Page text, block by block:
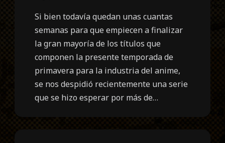
Si bien todavía quedan unas cuantas
semanas para que empiecen a finalizar
la gran mayoría de los títulos que
componen la presente temporada de
primavera para la industria del anime,
se nos despidió recientemente una serie
que se hizo esperar por más de…